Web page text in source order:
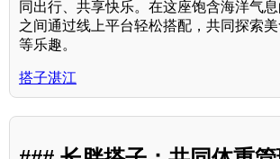
同出行、共享快乐。在这座饱含海洋气
之间通过线上平台轻松搭配，共同探索
等乐趣。
搭子湛江